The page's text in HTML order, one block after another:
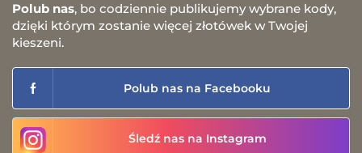
Polub nas, bo codziennie publikujemy wybrane kody,
dzięki którym zostanie więcej złotówek w Twojej
kieszeni.
Polub nas na Facebooku
Śledź nas na Instagram